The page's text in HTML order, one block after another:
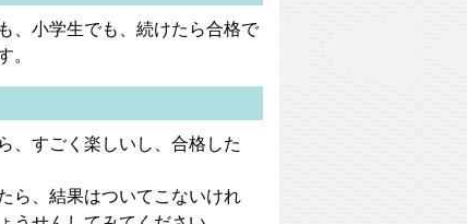
、小学生でも、続けたら合格で
。
、すごく楽しいし、合格した
ら、結果はついてこないけれ